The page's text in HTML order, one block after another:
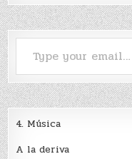
Type your email…
4. Música
A la deriva